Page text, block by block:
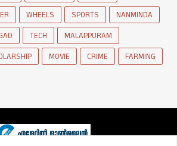
WHEELS SPORTS
NANMINDA
TECH
MALAPPURAM
MOVIE CRIME
FARMING